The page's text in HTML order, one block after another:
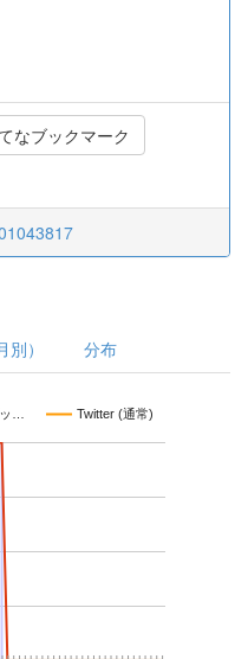
なブックマーク
） 分布
… Twitter (通常)